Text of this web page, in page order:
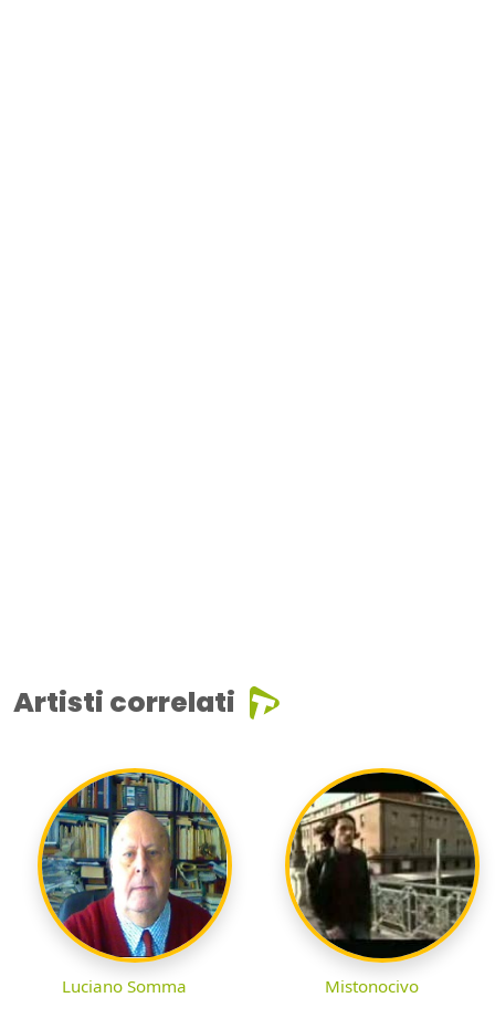
Artisti correlati
Luciano Somma Mistonocivo